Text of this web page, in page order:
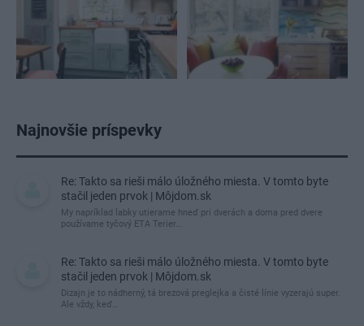
Najnovšie príspevky
Re: Takto sa rieši málo úložného miesta. V tomto byte
stačil jeden prvok | Môjdom.sk
My napríklad labky utierame hneď pri dverách a doma pred dvere
používame tyčový ETA Terier…
Re: Takto sa rieši málo úložného miesta. V tomto byte
stačil jeden prvok | Môjdom.sk
Dizajn je to nádherný, tá brezová preglejka a čisté línie vyzerajú super.
Ale vždy, keď…